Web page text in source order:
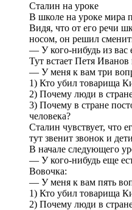
Сталин на уроке
В школе на уроке мира
Видя, что от его речи
носом, он решил
— У кого-нибудь из вас
Тут встает Петя Иванов
— У меня к вам три
1) Кто убил товарища
2) Почему люди в
3) Почему в стране
человека?
Сталин чувствует, что
тут звенит звонок и
В начале следующего
— У кого-нибудь еще
Вовочка:
— У меня к вам пять
1) Кто убил товарища
2) Почему люди в